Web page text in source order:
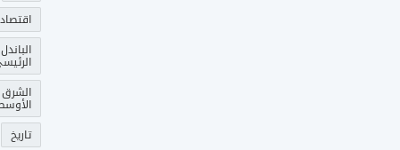
اقتصاد
الباندل
الشرق
تاريخ